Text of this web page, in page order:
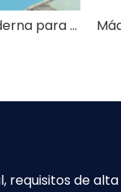
Máquina moderna para romper varillas con recocido
requisitos de alta